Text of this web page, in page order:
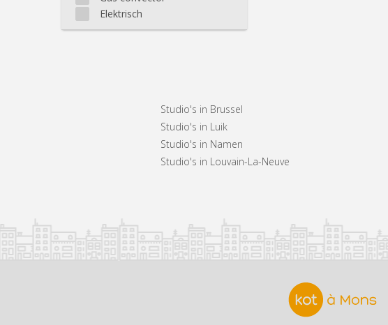
Elektrisch
Studio's in Brussel
Studio's in Luik
Studio's in Namen
Studio's in Louvain-La-Neuve